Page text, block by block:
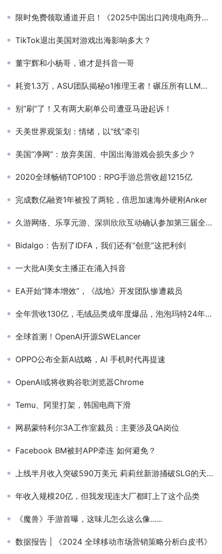
限时免费领取通道开启！《2025中国出口跨境电商升级发展蓝皮书》重磅发布
TikTok退出美国对游戏出海影响多大？
董宇辉和小杨哥，谁才是抖音一哥
耗资1.3万，ASU团队揭秘o1推理王者！碾压所有LLM成本超高，关键还会PUA
别“刷”了！又有两大刷单公司遭亚马逊起诉！
天美世界观策划：情绪，以“线”牵引
美国“净网”：放弃美国、中国出海游戏会损失多少？
2020全球畅销TOP100：RPG手游总营收超1215亿
完成数亿融资1年被投了两轮，倍思加速海外硬刚Anker
久游网络、乐享元游、深圳欣欣互动确认参加第三届全球产品与增长大会-游戏研发发行对接会
Bidalgo：告别了IDFA，我们还有“创意”这把利剑
一大批AI美女主播正在涌入抖音
EA开始“降本增效”，《战地》开发团队惨遭裁员
全年营收130亿，毛绒品类成年度爆品，泡泡玛特24年财报透露了哪些事？
全球首测！OpenAI开源SWELancer
OPPO公布全新AI战略，AI 手机时代再提速
OpenAI或将收购谷歌浏览器Chrome
Temu、阿里打架，韩国电商下滑
网易蒙特利尔3A工作室裁员：主要涉及QA岗位
Facebook BM被封APP牵连 如何避免？
上线半月收入突破590万美元 莉莉丝新游捅破SLG的天花板
年收入规模20亿，但我发现连大厂都盯上了这个品类
《魔兽》手游首曝，这味儿怎么这么像......
数据报告 | 《2024 全球移动市场营销策略分析白皮书》